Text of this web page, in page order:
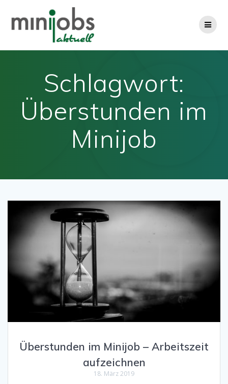
Schlagwort:
Überstunden im
Minijob
Überstunden im Minijob – Arbeitszeit
aufzeichnen
18. März 2019